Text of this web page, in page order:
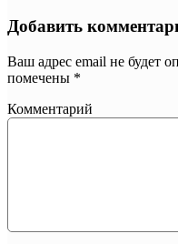
Добавить
Ваш адрес email не будет
помечены *
Комментарий